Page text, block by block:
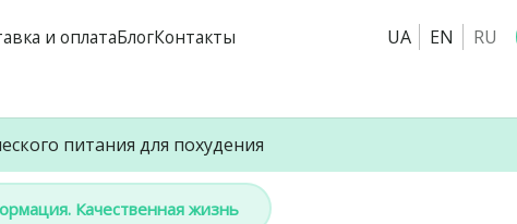
и оплатаБлогКонтакты UA EN RU
питания для похудения
Качественная жизнь